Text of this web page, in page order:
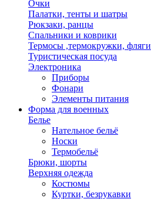
Очки
Палатки, тенты и шатры
Рюкзаки, ранцы
Спальники и коврики
Термосы ,термокружки, фляги
Туристическая посуда
Электроника
Приборы
Фонари
Элементы питания
Форма для военных
Белье
Нательное бельё
Носки
Термобельё
Брюки, шорты
Верхняя одежда
Костюмы
Куртки, безрукавки